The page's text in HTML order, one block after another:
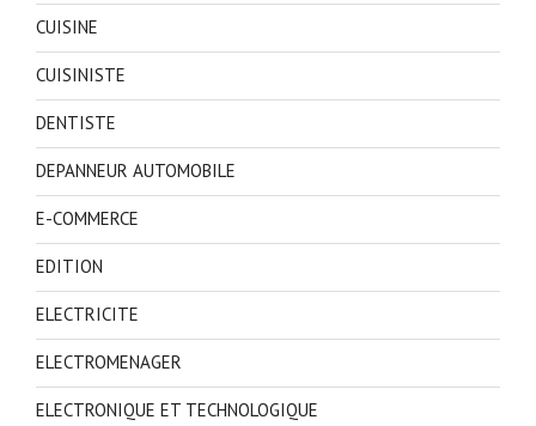
CUISINE
CUISINISTE
DENTISTE
DEPANNEUR AUTOMOBILE
E-COMMERCE
EDITION
ELECTRICITE
ELECTROMENAGER
ELECTRONIQUE ET TECHNOLOGIQUE